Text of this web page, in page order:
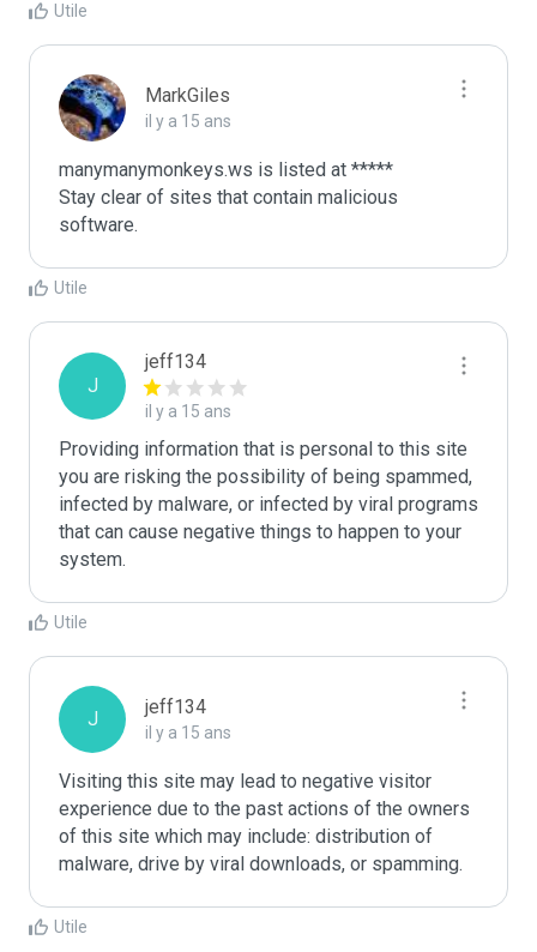
Utile
MarkGiles
il y a 15 ans
manymanymonkeys.ws is listed at *****
Stay clear of sites that contain malicious
software.
Utile
J
jeff134
il y a 15 ans
Providing information that is personal to this site
you are risking the possibility of being spammed,
infected by malware, or infected by viral programs
that can cause negative things to happen to your
system.
Utile
J
jeff134
il y a 15 ans
Visiting this site may lead to negative visitor
experience due to the past actions of the owners
of this site which may include: distribution of
malware, drive by viral downloads, or spamming.
Utile